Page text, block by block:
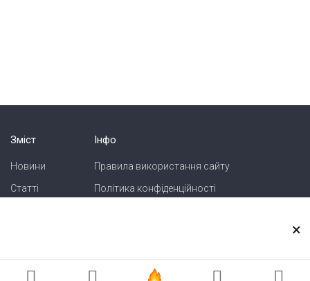
Зміст
Новини
Статті
Інфо
Правила використання сайту
Політика конфіденційності
Реклама на сайті
×